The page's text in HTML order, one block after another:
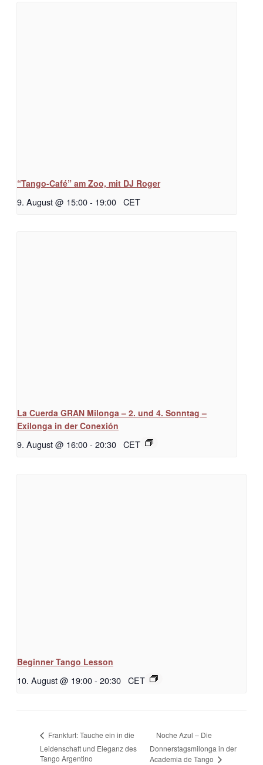
“Tango-Café” am Zoo, mit DJ Roger
9. August @ 15:00- 19:00 CET
La Cuerda GRAN Milonga – 2. und 4. Sonntag –
Exilonga in der Conexión
9. August @ 16:00- 20:30 CET
Beginner Tango Lesson
10. August @ 19:00- 20:30 CET
Frankfurt: Tauche ein in die
Leidenschaft und Eleganz des
Tango Argentino
Noche Azul – Die
Donnerstagsmilonga in der
Academia de Tango